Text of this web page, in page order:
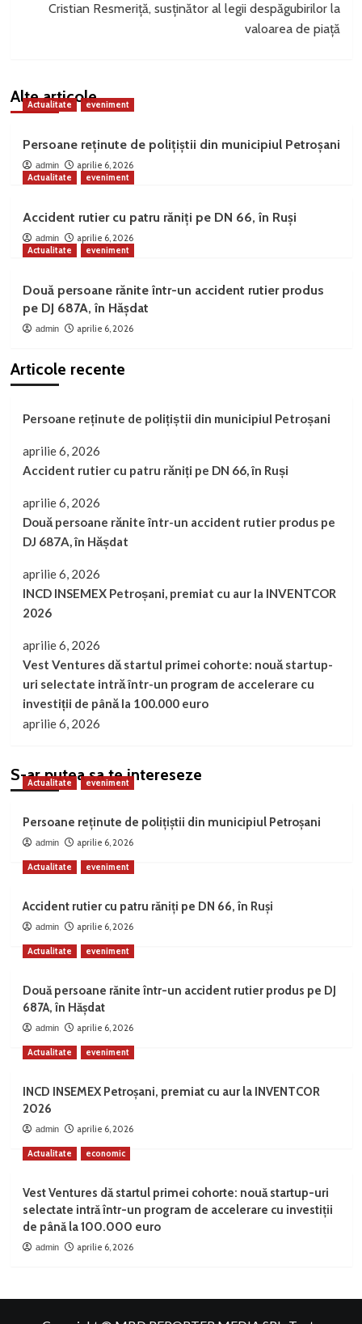
Cristian Resmeriță, susținător al legii despăgubirilor la
valoarea de piață
Alte articole
Actualitate eveniment
Persoane reținute de polițiștii din municipiul Petroșani
admin
aprilie 6, 2026
Actualitate
eveniment
Accident rutier cu patru răniți pe DN 66, în Ruși
admin
aprilie 6, 2026
Actualitate
eveniment
Două persoane rănite într-un accident rutier produs
pe DJ 687A, în Hășdat
admin aprilie 6, 2026
Articole recente
Persoane reținute de polițiștii din municipiul Petroșani
aprilie 6, 2026
Accident rutier cu patru răniți pe DN 66, în Ruși
aprilie 6, 2026
Două persoane rănite într-un accident rutier produs pe
DJ 687A, în Hășdat
aprilie 6, 2026
INCD INSEMEX Petroșani, premiat cu aur la INVENTCOR
2026
aprilie 6, 2026
Vest Ventures dă startul primei cohorte: nouă startup-
uri selectate intră într-un program de accelerare cu
investiții de până la 100.000 euro
aprilie 6, 2026
S-ar putea sa te intereseze
Actualitate eveniment
Persoane reținute de polițiștii din municipiul Petroșani
admin aprilie 6, 2026
Actualitate eveniment
Accident rutier cu patru răniți pe DN 66, în Ruși
admin aprilie 6, 2026
Actualitate eveniment
Două persoane rănite într-un accident rutier produs pe DJ
687A, în Hășdat
admin aprilie 6, 2026
Actualitate eveniment
INCD INSEMEX Petroșani, premiat cu aur la INVENTCOR
2026
admin aprilie 6, 2026
Actualitate economic
Vest Ventures dă startul primei cohorte: nouă startup-uri
selectate intră într-un program de accelerare cu investiții
de până la 100.000 euro
admin aprilie 6, 2026